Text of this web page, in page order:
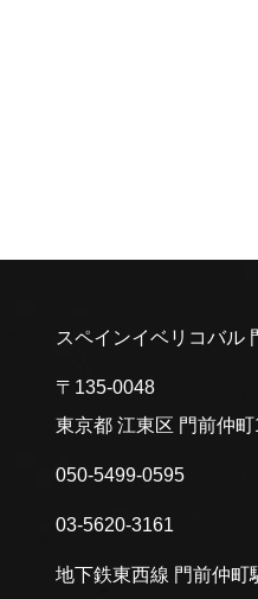
スペインイベリコバル
〒135-0048
東京都 江東区 門前仲
050-5499-0595
03-5620-3161
地下鉄東西線 門前仲町